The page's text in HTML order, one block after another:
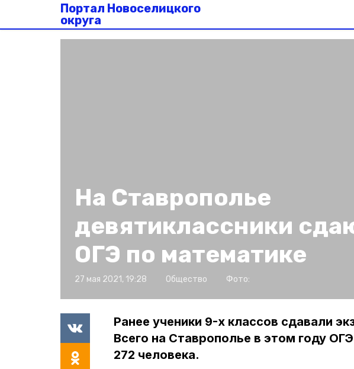
Портал Новоселицкого
округа
На Ставрополье
девятиклассники
ОГЭ по математике
27 мая 2021, 19:28 Общество Фото:
Ранее ученики 9-х классов сдавали
Всего на Ставрополье в этом году
272 человека.